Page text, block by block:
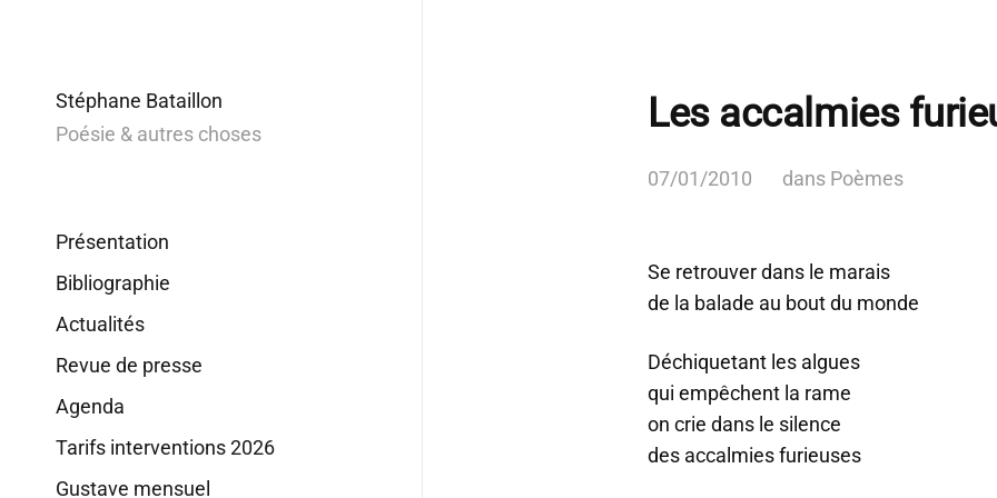
Stéphane Bataillon
Poésie & autres choses
Présentation
Bibliographie
Actualités
Revue de presse
Agenda
Tarifs interventions 2026
Gustave mensuel
Les accalmies
07/01/2010 dans Poèmes
Se retrouver dans le marais
de la balade au bout du monde
Déchiquetant les algues
qui empêchent la rame
on crie dans le silence
des accalmies furieuses